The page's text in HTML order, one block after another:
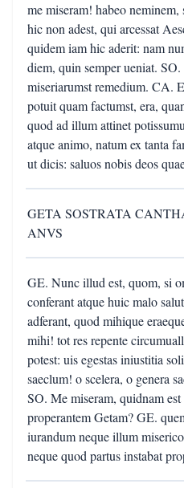
me miseram! habeo neminem,
hic non adest, qui arcessat
quidem iam hic aderit: nam
diem, quin semper ueniat.
miseriarumst remedium. CA.
potuit quam factumst, era,
quod ad illum attinet
atque animo, natum ex tanta
ut dicis: saluos nobis deos
GETA SOSTRATA
ANVS
GE. Nunc illud est, quom, si
conferant atque huic malo
adferant, quod mihique
mihi! tot res repente
potest: uis egestas iniustitia
saeclum! o scelera, o genera
SO. Me miseram, quidnam
properantem Getam? GE.
iurandum neque illum
neque quod partus instabat